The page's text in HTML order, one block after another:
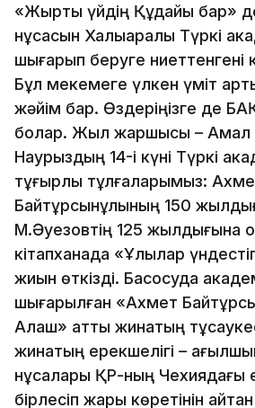
«Жыртық үйдің Құдайы бар»
нұсқасын Халықаралық Түркі
шығарып беруге ниеттенгені
Бұл мекемеге үлкен үміт
жәйім бар. Өздеріңізге де
болар. Жыл жаршысы – Амал
Наурыздың 14-і күні Түркі
тұғырлы тұлғаларымыз:
Байтұрсынұлының 150
М.Әуезовтің 125 жылдығына
кітапханада «Ұлылар
жиын өткізді. Басқосуда
шығарылған «Ахмет
Алаш» атты жинақтың
жинақтың ерекшелігі –
нұсқалары ҚР-ның Чехиядағы
бірлесіп жарық көретінін